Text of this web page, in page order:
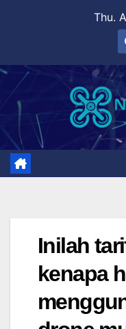
Thu.
Inilah
kenapa